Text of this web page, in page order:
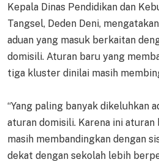
Kepala Dinas Pendidikan dan
Tangsel, Deden Deni,
aduan yang masuk berkaitan
domisili. Aturan baru yang
tiga kluster dinilai masih
“Yang paling banyak dikeluhkan
aturan domisili. Karena ini aturan
masih membandingkan dengan
dekat dengan sekolah lebih